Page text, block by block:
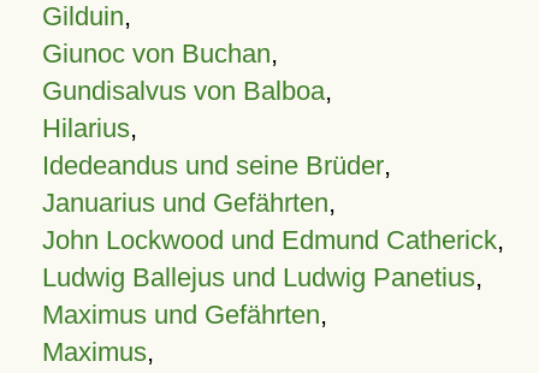
Gilduin,
Giunoc von Buchan,
Gundisalvus von Balboa,
Hilarius,
Idedeandus und seine Brüder,
Januarius und Gefährten,
John Lockwood und Edmund Catherick,
Ludwig Ballejus und Ludwig Panetius,
Maximus und Gefährten,
Maximus,